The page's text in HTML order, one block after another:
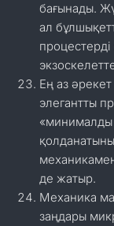
бағынады.
ал
Ең аз
элегантты
де жатыр.
Механика
заңдары